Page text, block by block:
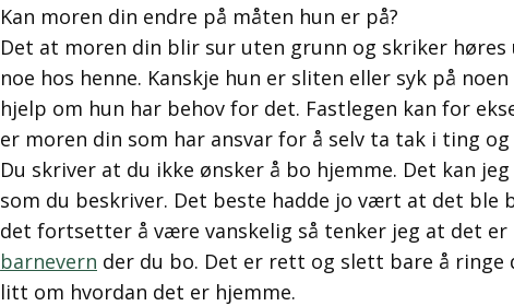
Kan moren din endre på måten hun er på?
Det at moren din blir sur uten grunn og skriker
noe hos henne. Kanskje hun er sliten eller syk på
hjelp om hun har behov for det. Fastlegen kan for
er moren din som har ansvar for å selv ta tak i ting og
Du skriver at du ikke ønsker å bo hjemme. Det kan
som du beskriver. Det beste hadde jo vært at det ble
det fortsetter å være vanskelig så tenker jeg at det
barnevern der du bo. Det er rett og slett bare å ringe
litt om hvordan det er hjemme.